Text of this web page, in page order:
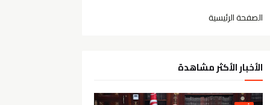
الصفحة الرئيسية
الأخبار الأكثر مشاهدة